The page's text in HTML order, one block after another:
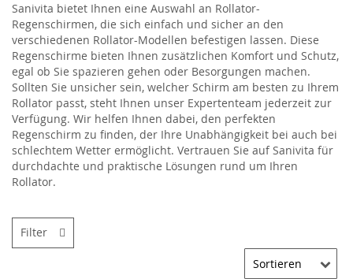
Sanivita bietet Ihnen eine Auswahl an Rollator-
Regenschirmen, die sich einfach und sicher an den
verschiedenen Rollator-Modellen befestigen lassen. Diese
Regenschirme bieten Ihnen zusätzlichen Komfort und Schutz,
egal ob Sie spazieren gehen oder Besorgungen machen.
Sollten Sie unsicher sein, welcher Schirm am besten zu Ihrem
Rollator passt, steht Ihnen unser Expertenteam jederzeit zur
Verfügung. Wir helfen Ihnen dabei, den perfekten
Regenschirm zu finden, der Ihre Unabhängigkeit bei auch bei
schlechtem Wetter ermöglicht. Vertrauen Sie auf Sanivita für
durchdachte und praktische Lösungen rund um Ihren
Rollator.
Filter